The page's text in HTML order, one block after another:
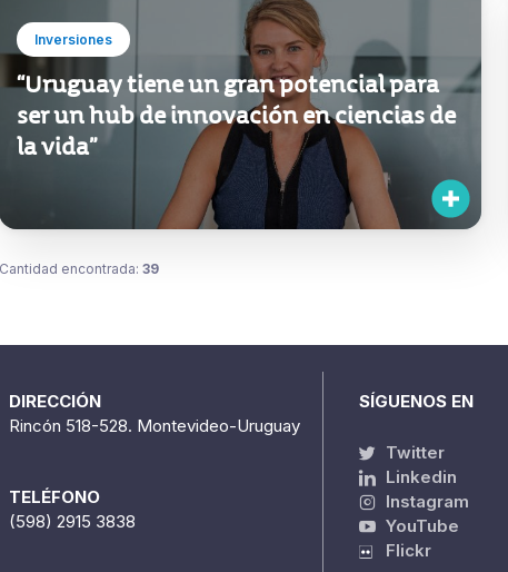
“Uruguay tiene un gran potencial para
ser un hub de innovación en ciencias de
la vida”
Cantidad encontrada:39
DIRECCIÓN
Rincón 518-528. Montevideo-Uruguay
TELÉFONO
(598) 2915 3838
SÍGUENOS EN
Twitter
Linkedin
Instagram
YouTube
Flickr